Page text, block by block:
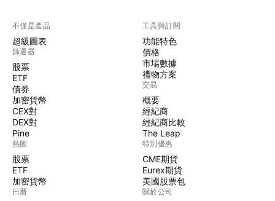
不僅是產品
超級圖表
篩選器
股票
ETF
債券
加密貨幣
CEX對
DEX對
Pine
熱圖
股票
ETF
加密貨幣
日曆
工具與訂閱
功能特色
價格
市場數據
禮物方案
交易
概要
經紀商
經紀商比較
The Leap
特別優惠
CME期貨
Eurex期貨
美國股票包
關於公司